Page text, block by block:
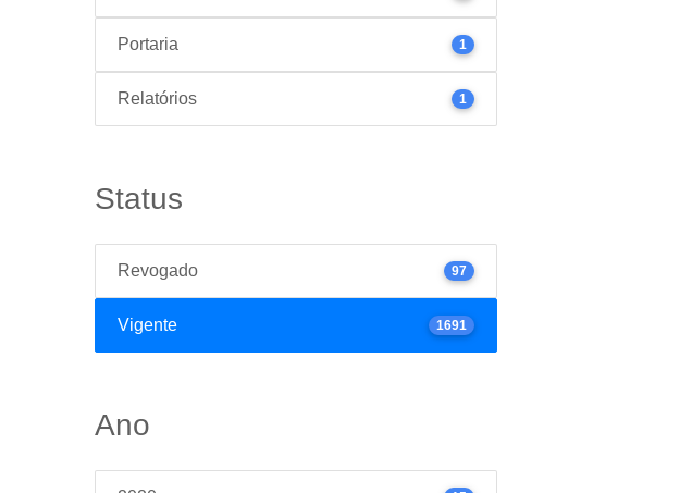
Portaria 1
Relatórios 1
Status
Revogado 97
Vigente 1691
Ano